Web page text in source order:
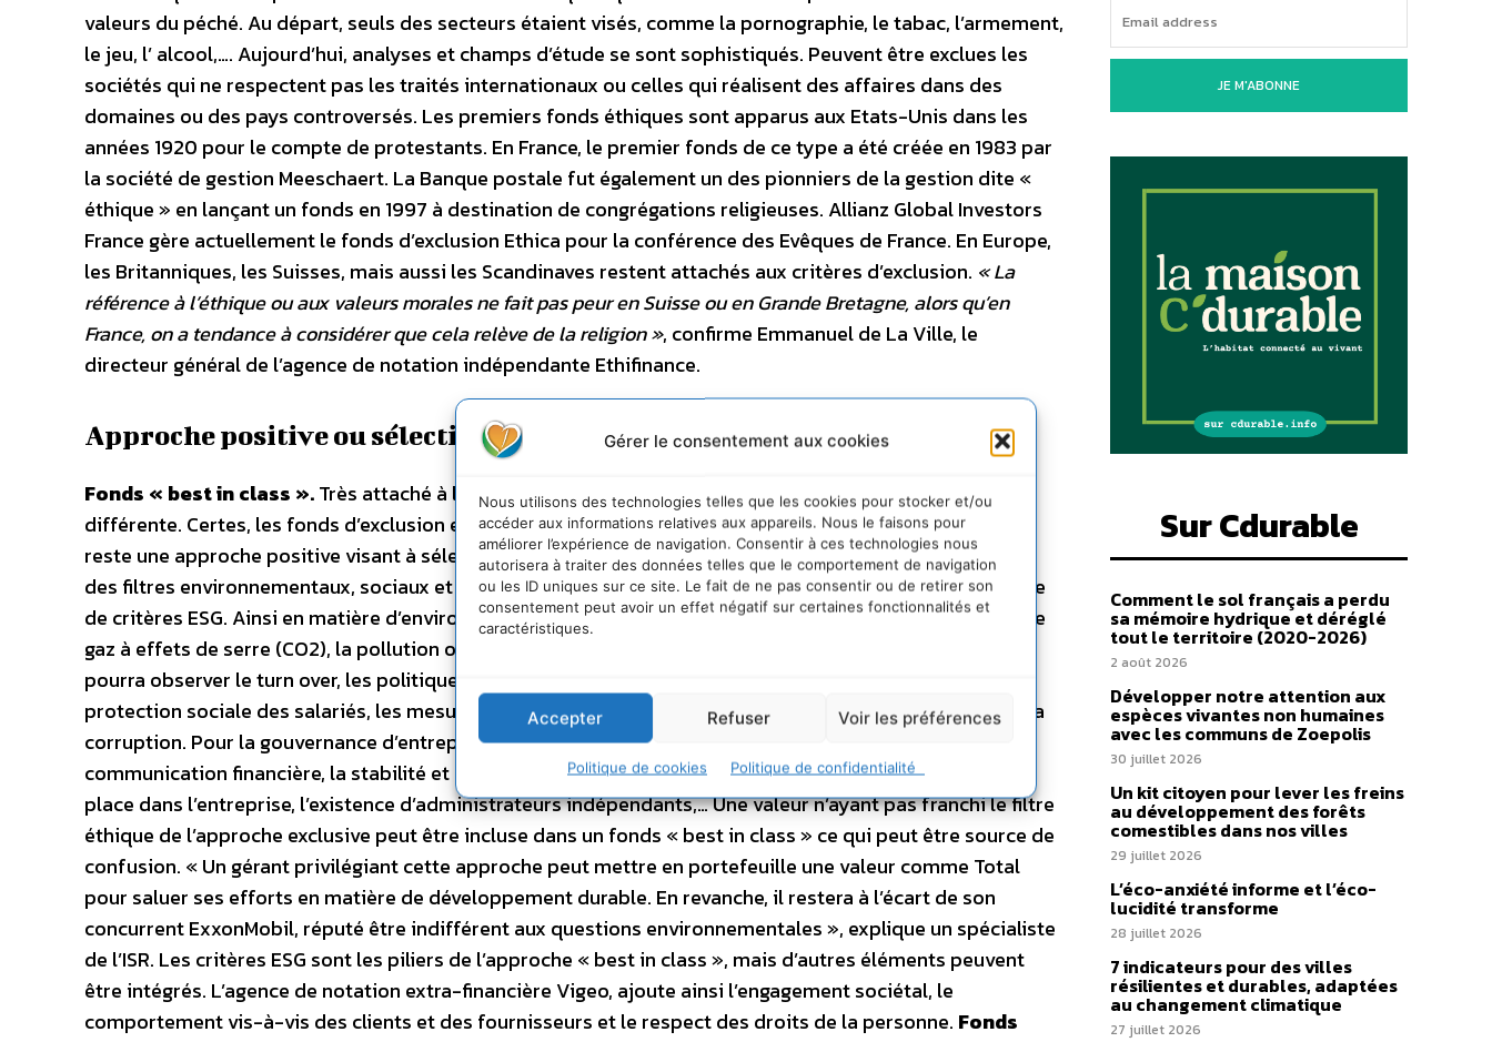
Gérer le consentement aux cookies
Nous utilisons des technologies telles que les cookies pour stocker et/ou
accéder aux informations relatives aux appareils. Nous le faisons pour
améliorer l’expérience de navigation. Consentir à ces technologies nous
autorisera à traiter des données telles que le comportement de navigation
ou les ID uniques sur ce site. Le fait de ne pas consentir ou de retirer son
consentement peut avoir un effet négatif sur certaines fonctionnalités et
caractéristiques.
Accepter Refuser Voir les préférences
Politique de cookies Politique de confidentialité
valeurs du péché. Au départ, seuls des secteurs étaient visés, comme la pornographie, le tabac, l’armement,
le jeu, l’ alcool,…. Aujourd’hui, analyses et champs d’étude se sont sophistiqués. Peuvent être exclues les
sociétés qui ne respectent pas les traités internationaux ou celles qui réalisent des affaires dans des
domaines ou des pays controversés. Les premiers fonds éthiques sont apparus aux Etats-Unis dans les
années 1920 pour le compte de protestants. En France, le premier fonds de ce type a été créée en 1983 par
la société de gestion Meeschaert. La Banque postale fut également un des pionniers de la gestion dite «
éthique » en lançant un fonds en 1997 à destination de congrégations religieuses. Allianz Global Investors
France gère actuellement le fonds d’exclusion Ethica pour la conférence des Evêques de France. En Europe,
les Britanniques, les Suisses, mais aussi les Scandinaves restent attachés aux critères d’exclusion. « La
référence à l’éthique ou aux valeurs morales ne fait pas peur en Suisse ou en Grande Bretagne, alors qu’en
France, on a tendance à considérer que cela relève de la religion », confirme Emmanuel de La Ville, le
directeur général de l’agence de notation indépendante Ethifinance.
Approche positive ou sélective
Fonds « best in class ».Très attaché à la laïcité, la France a donc développé une gestion ISR un peu
différente. Certes, les fonds d’exclusion existent aussi dans l’Hexagone. Mais le moteur de l’ISR en France
reste une approche positive visant à sélectionner les meilleures entreprises dites « best in class » selon
des filtres environnementaux, sociaux et de gouvernance d’entreprise au sein de chaque secteur. On parle
de critères ESG. Ainsi en matière d’environnement (E) l’analyste ISR scrutera par exemple les émissions de
gaz à effets de serre (CO2), la pollution ou encore le respect de la biodiversité. Sur le plan social (S), il
pourra observer le turn over, les politiques menées contre travail des enfants et les discriminations, la
protection sociale des salariés, les mesures en faveur des préventions des accidents ou de lutte contre la
corruption. Pour la gouvernance d’entreprise (G), il se concentrera par exemple sur la qualité de la
communication financière, la stabilité et diversité de l’actionnariat, les pouvoirs et contre-pouvoirs en
place dans l’entreprise, l’existence d’administrateurs indépendants,… Une valeur n’ayant pas franchi le filtre
éthique de l’approche exclusive peut être incluse dans un fonds « best in class » ce qui peut être source de
confusion. « Un gérant privilégiant cette approche peut mettre en portefeuille une valeur comme Total
pour saluer ses efforts en matière de développement durable. En revanche, il restera à l’écart de son
concurrent ExxonMobil, réputé être indifférent aux questions environnementales », explique un spécialiste
de l’ISR. Les critères ESG sont les piliers de l’approche « best in class », mais d’autres éléments peuvent
être intégrés. L’agence de notation extra-financière Vigeo, ajoute ainsi l’engagement sociétal, le
comportement vis-à-vis des clients et des fournisseurs et le respect des droits de la personne. Fonds
JE M'ABONNE
Sur Cdurable
Comment le sol français a perdu
sa mémoire hydrique et déréglé
tout le territoire (2020-2026)
2 août 2026
Développer notre attention aux
espèces vivantes non humaines
avec les communs de Zoepolis
30 juillet 2026
Un kit citoyen pour lever les freins
au développement des forêts
comestibles dans nos villes
29 juillet 2026
L’éco-anxiété informe et l’éco-
lucidité transforme
28 juillet 2026
7 indicateurs pour des villes
résilientes et durables, adaptées
au changement climatique
27 juillet 2026